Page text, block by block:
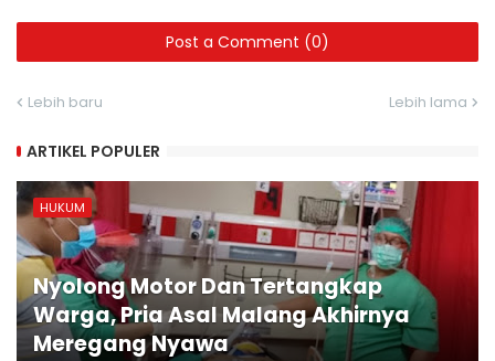
Post a Comment (0)
Lebih baru Lebih lama
ARTIKEL POPULER
HUKUM
Nyolong Motor Dan Tertangkap
Warga, Pria Asal Malang Akhirnya
Meregang Nyawa